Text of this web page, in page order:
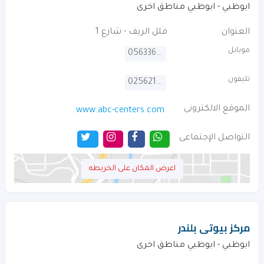
ابوظبي - ابوظبي مناطق اخرى
العنوان فلل الريف - شارع 1
موبايل 0563366277
تليفون 025621388
الموقع الالكترونى www.abc-centers.com
التواصل الإجتماعى
اعرض المكان على الخريطه
مركز بيوتى بلندر
ابوظبي - ابوظبي مناطق اخرى